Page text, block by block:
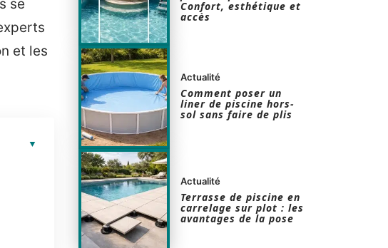
se
et les
Confort, esthétique et
accès
Actualité
Comment poser un
liner de piscine hors-
sol sans faire de plis
Actualité
Terrasse de piscine en
carrelage sur plot : les
avantages de la pose